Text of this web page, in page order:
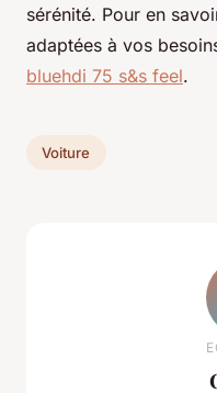
sérénité. Pour en
adaptées à vos
bluehdi 75 s&s feel.
Voiture